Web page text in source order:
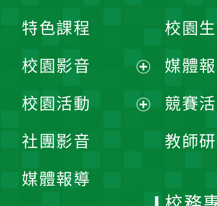
校園
媒體
競賽
教師
特色課程
校園影音
開
校園活動
社團影音
媒體報導